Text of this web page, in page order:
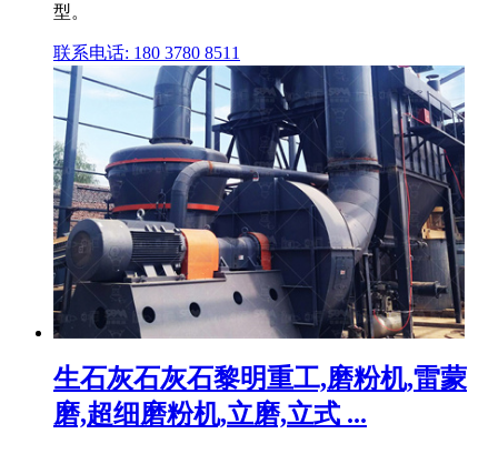
型。
联系电话: 180 3780 8511
生石灰石灰石黎明重工,磨粉机,雷蒙
磨,超细磨粉机,立磨,立式 ...